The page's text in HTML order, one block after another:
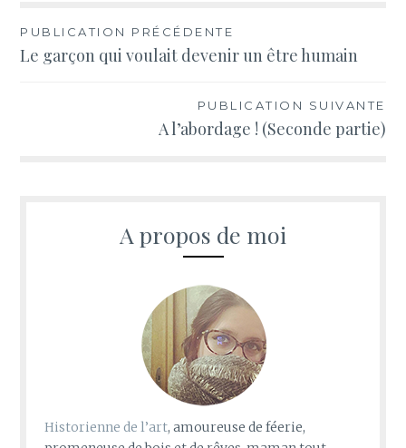
Navigation
de
PUBLICATION PRÉCÉDENTE
Le garçon qui voulait devenir un être humain
PUBLICATION SUIVANTE
A l’abordage ! (Seconde partie)
A propos de moi
Historienne de l’art, amoureuse de féerie,